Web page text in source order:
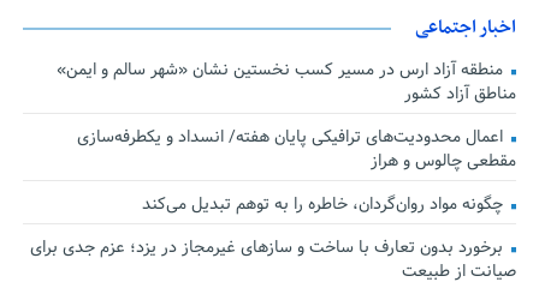
اخبار اجتماعی
منطقه آزاد ارس در مسیر کسب نخستین نشان «شهر سالم و ایمن»
مناطق آزاد کشور
اعمال محدودیت‌های ترافیکی پایان هفته/ انسداد و یکطرفه‌سازی
مقطعی چالوس و هراز
چگونه مواد روان‌گردان، خاطره را به توهم تبدیل می‌کند
برخورد بدون تعارف با ساخت‌ و سازهای غیرمجاز در یزد؛ عزم جدی برای
صیانت از طبیعت